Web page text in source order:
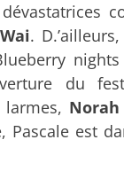
.
du
larmes, Norah
Pascale est